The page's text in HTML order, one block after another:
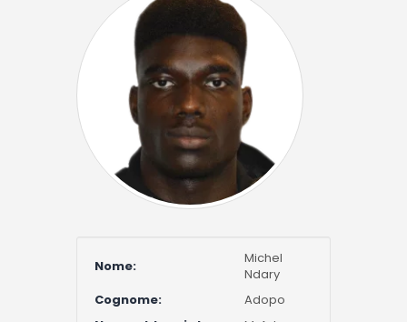
Nome:
Michel
Ndary
Cognome:
Adopo